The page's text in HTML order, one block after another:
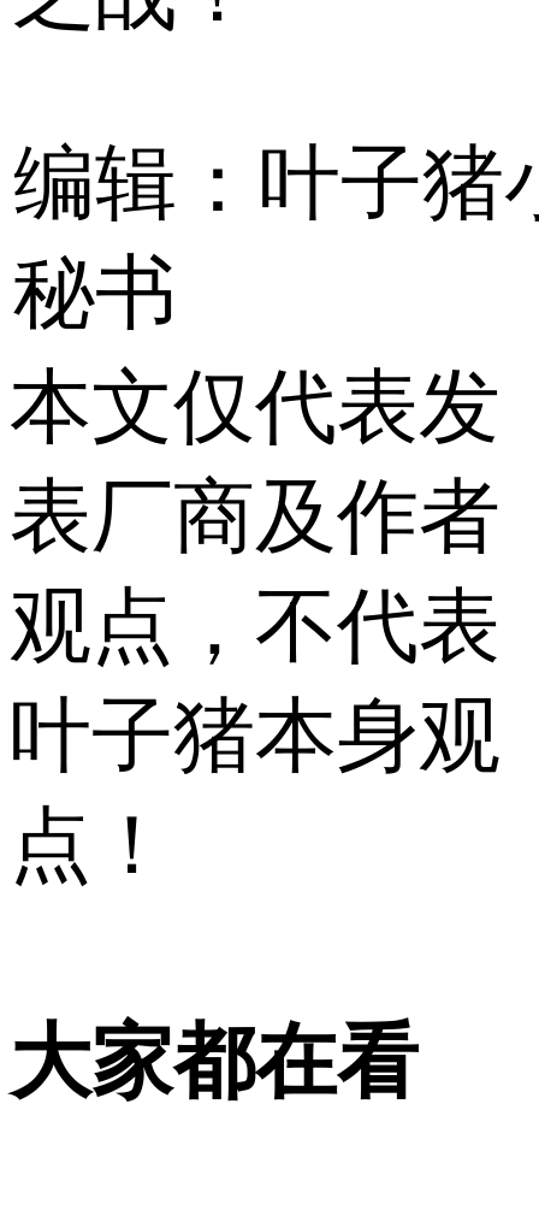
编辑：叶子猪
秘书
本文仅代表发
表厂商及作者
观点，不代表
叶子猪本身观
点！
大家都在看